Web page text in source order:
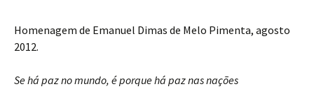
Homenagem de Emanuel Dimas de Melo Pimenta, agosto
2012.
Se há paz no mundo, é porque há paz nas nações